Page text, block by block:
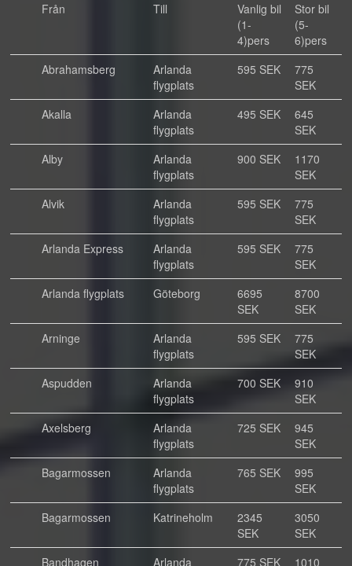
Från Till
Vanlig bil
(1-
4)pers
Stor bil
(5-
6)pers
Abrahamsberg
Arlanda
flygplats
595 SEK
775
SEK
Akalla
Arlanda
flygplats
495 SEK
645
SEK
Alby
Arlanda
flygplats
900 SEK
1170
SEK
Alvik
Arlanda
flygplats
595 SEK
775
SEK
Arlanda Express
Arlanda
flygplats
595 SEK
775
SEK
Arlanda flygplats
Göteborg
6695
SEK
8700
SEK
Arninge
Arlanda
flygplats
595 SEK
775
SEK
Aspudden
Arlanda
flygplats
700 SEK
910
SEK
Axelsberg
Arlanda
flygplats
725 SEK
945
SEK
Bagarmossen
Arlanda
flygplats
765 SEK
995
SEK
Bagarmossen
Katrineholm
2345
SEK
3050
SEK
Bandhagen
Arlanda 775 SEK 1010